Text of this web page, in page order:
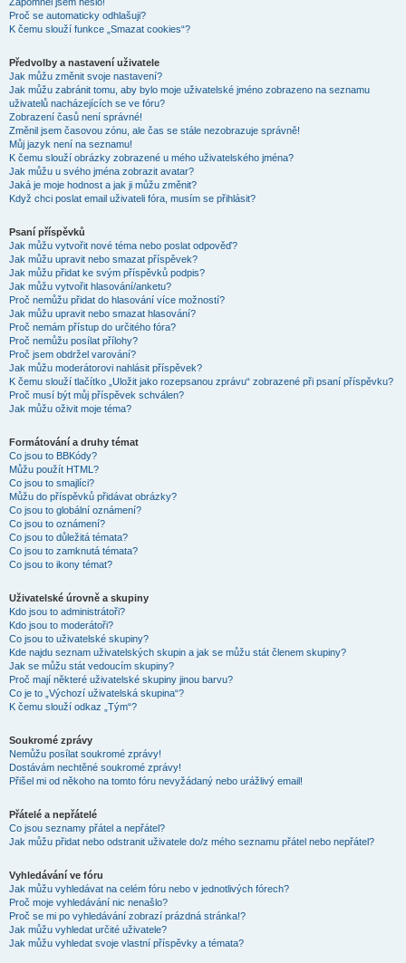
Proč se automaticky odhlašuji?
K čemu slouží funkce „Smazat cookies“?
Předvolby a nastavení uživatele
Jak můžu změnit svoje nastavení?
Jak můžu zabránit tomu, aby bylo moje uživatelské jméno zobrazeno na seznamu
uživatelů nacházejících se ve fóru?
Zobrazení časů není správné!
Změnil jsem časovou zónu, ale čas se stále nezobrazuje správně!
Můj jazyk není na seznamu!
K čemu slouží obrázky zobrazené u mého uživatelského jména?
Jak můžu u svého jména zobrazit avatar?
Jaká je moje hodnost a jak ji můžu změnit?
Když chci poslat email uživateli fóra, musím se přihlásit?
Psaní příspěvků
Jak můžu vytvořit nové téma nebo poslat odpověď?
Jak můžu upravit nebo smazat příspěvek?
Jak můžu přidat ke svým příspěvků podpis?
Jak můžu vytvořit hlasování/anketu?
Proč nemůžu přidat do hlasování více možností?
Jak můžu upravit nebo smazat hlasování?
Proč nemám přístup do určitého fóra?
Proč nemůžu posílat přílohy?
Proč jsem obdržel varování?
Jak můžu moderátorovi nahlásit příspěvek?
K čemu slouží tlačítko „Uložit jako rozepsanou zprávu“ zobrazené při psaní příspěvku?
Proč musí být můj příspěvek schválen?
Jak můžu oživit moje téma?
Formátování a druhy témat
Co jsou to BBKódy?
Můžu použít HTML?
Co jsou to smajlíci?
Můžu do příspěvků přidávat obrázky?
Co jsou to globální oznámení?
Co jsou to oznámení?
Co jsou to důležitá témata?
Co jsou to zamknutá témata?
Co jsou to ikony témat?
Uživatelské úrovně a skupiny
Kdo jsou to administrátoři?
Kdo jsou to moderátoři?
Co jsou to uživatelské skupiny?
Kde najdu seznam uživatelských skupin a jak se můžu stát členem skupiny?
Jak se můžu stát vedoucím skupiny?
Proč mají některé uživatelské skupiny jinou barvu?
Co je to „Výchozí uživatelská skupina“?
K čemu slouží odkaz „Tým“?
Soukromé zprávy
Nemůžu posílat soukromé zprávy!
Dostávám nechtěné soukromé zprávy!
Přišel mi od někoho na tomto fóru nevyžádaný nebo urážlivý email!
Přátelé a nepřátelé
Co jsou seznamy přátel a nepřátel?
Jak můžu přidat nebo odstranit uživatele do/z mého seznamu přátel nebo nepřátel?
Vyhledávání ve fóru
Jak můžu vyhledávat na celém fóru nebo v jednotlivých fórech?
Proč moje vyhledávání nic nenašlo?
Proč se mi po vyhledávání zobrazí prázdná stránka!?
Jak můžu vyhledat určité uživatele?
Jak můžu vyhledat svoje vlastní příspěvky a témata?